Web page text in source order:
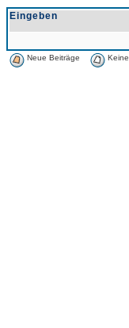
Eingeben
Neue Beiträge